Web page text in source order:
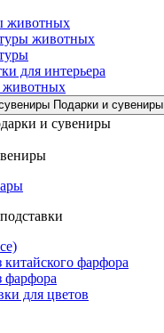
животных
животных
для интерьера
Подарки и сувениры
китайского фарфора
фарфора
для цветов